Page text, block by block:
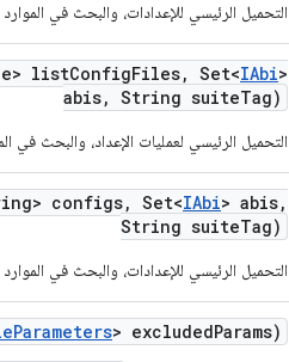
التحميل الرئيسي للإعدادات، والبحث في
listConfigFiles, Set<IAbi>
abis, String suiteTag)
التحميل الرئيسي لعمليات الإعداد، والبحث في
configs, Set<IAbi> abis,
String suiteTag)
التحميل الرئيسي للإعدادات، والبحث في
Parameters> excludedParams)